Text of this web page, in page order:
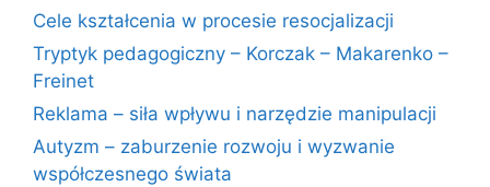
Cele kształcenia w procesie resocjalizacji
Tryptyk pedagogiczny – Korczak – Makarenko –
Freinet
Reklama – siła wpływu i narzędzie manipulacji
Autyzm – zaburzenie rozwoju i wyzwanie
współczesnego świata